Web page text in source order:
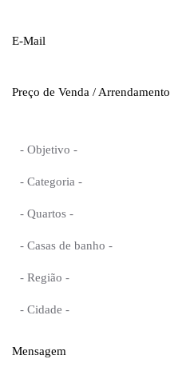
E-Mail
Preço de Venda / Arrendamento
Mensagem